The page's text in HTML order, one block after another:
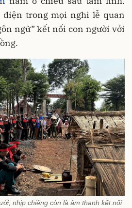
trong mọi nghi lễ quan
ngữ” kết nối con người với
nhịp chiêng còn là âm thanh kết nối